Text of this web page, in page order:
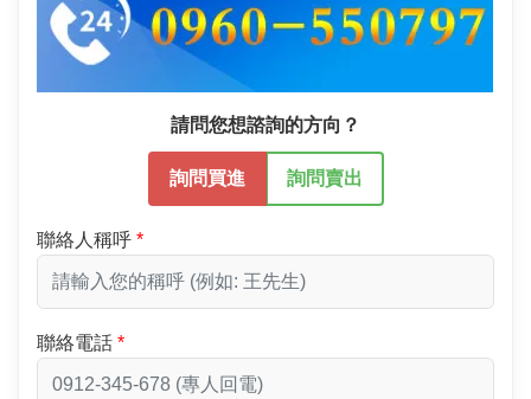
請問您想諮詢的方向？
詢問買進 詢問賣出
聯絡人稱呼
聯絡電話